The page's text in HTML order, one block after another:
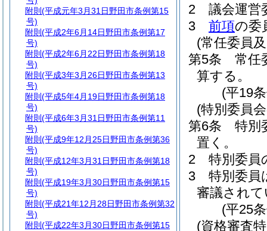
2
議会運営
3
前項の委
(常任委員
第5条
常任
算する。
(平19
(特別委員
第6条
特別
置く。
2
特別委員
3
特別委員
審議され
(平25
(資格審査
附則 (平成元年3月31日野田市条例第15
号)
附則 (平成2年6月14日野田市条例第17
号)
附則 (平成2年6月22日野田市条例第18
号)
附則 (平成3年3月26日野田市条例第13
号)
附則 (平成5年4月19日野田市条例第18
号)
附則 (平成6年3月31日野田市条例第11
号)
附則 (平成9年12月25日野田市条例第36
号)
附則 (平成12年3月31日野田市条例第18
号)
附則 (平成19年3月30日野田市条例第15
号)
附則 (平成21年12月28日野田市条例第32
号)
附則 (平成22年3月30日野田市条例第15